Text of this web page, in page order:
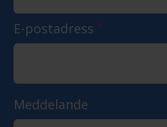
E-postadress *
Meddelande